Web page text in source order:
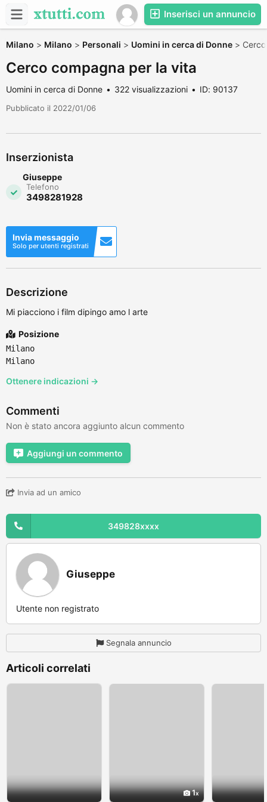
Inserisci un annuncio
Milano > Milano > Personali > Uomini in cerca di Donne >
Cerco compagna per la vita
Uomini in cerca di Donne 322 visualizzazioni ID: 90137
Pubblicato il 2022/01/06
Inserzionista
Giuseppe
Telefono
3498281928
Invia messaggio
Solo per utenti registrati
Descrizione
Mi piacciono i film dipingo amo l arte
Posizione
Milano
Milano
Ottenere indicazioni →
Commenti
Non è stato ancora aggiunto alcun commento
Aggiungi un commento
Invia ad un amico
349828xxxx
Giuseppe
Utente non registrato
Segnala annuncio
Articoli correlati
1